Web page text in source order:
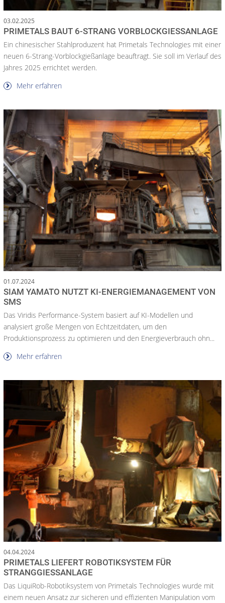
03.02.2025
PRIMETALS BAUT 6-STRANG VORBLOCKGIESSANLAGE
Ein chinesischer Stahlproduzent hat Primetals Technologies mit einer
neuen 6-Strang-Vorblockgießanlage beauftragt. Sie soll im Verlauf des
Jahres 2025 errichtet werden.
Mehr erfahren
01.07.2024
SIAM YAMATO NUTZT KI-ENERGIEMANAGEMENT VON
SMS
Das Viridis Performance-System basiert auf KI-Modellen und
analysiert große Mengen von Echtzeitdaten, um den
Produktionsprozess zu optimieren und den Energieverbrauch ohn...
Mehr erfahren
04.04.2024
PRIMETALS LIEFERT ROBOTIKSYSTEM FÜR
STRANGGIESSANLAGE
Das LiquiRob-Robotiksystem von Primetals Technologies wurde mit
einem neuen Ansatz zur sicheren und effizienten Manipulation vom